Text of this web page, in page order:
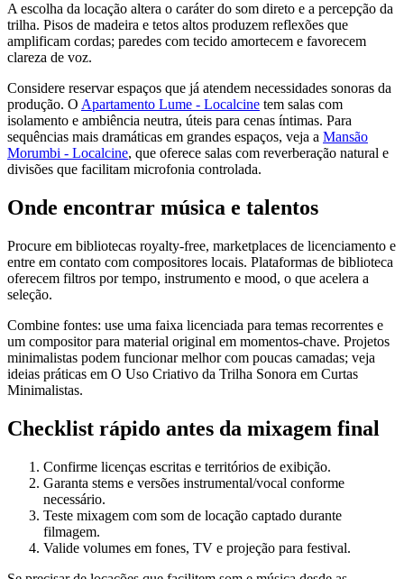
A escolha da locação altera o caráter do som direto e a percepção da
trilha. Pisos de madeira e tetos altos produzem reflexões que
amplificam cordas; paredes com tecido amortecem e favorecem
clareza de voz.
Considere reservar espaços que já atendem necessidades sonoras da
produção. O Apartamento Lume - Localcine tem salas com
isolamento e ambiência neutra, úteis para cenas íntimas. Para
sequências mais dramáticas em grandes espaços, veja a Mansão
Morumbi - Localcine, que oferece salas com reverberação natural e
divisões que facilitam microfonia controlada.
Onde encontrar música e talentos
Procure em bibliotecas royalty-free, marketplaces de licenciamento e
entre em contato com compositores locais. Plataformas de biblioteca
oferecem filtros por tempo, instrumento e mood, o que acelera a
seleção.
Combine fontes: use uma faixa licenciada para temas recorrentes e
um compositor para material original em momentos-chave. Projetos
minimalistas podem funcionar melhor com poucas camadas; veja
ideias práticas em O Uso Criativo da Trilha Sonora em Curtas
Minimalistas.
Checklist rápido antes da mixagem final
Confirme licenças escritas e territórios de exibição.
Garanta stems e versões instrumental/vocal conforme
necessário.
Teste mixagem com som de locação captado durante
filmagem.
Valide volumes em fones, TV e projeção para festival.